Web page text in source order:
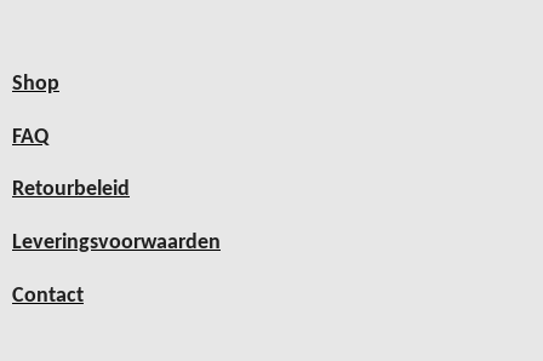
Shop
FAQ
Retourbeleid
Leveringsvoorwaarden
Contact